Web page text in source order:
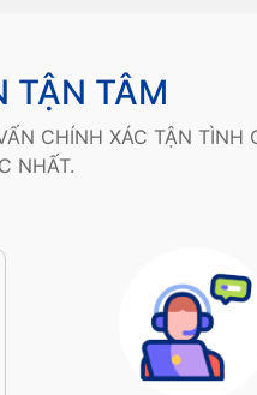
TẬN TÂM
CHÍNH XÁC TẬN
NHẤT.